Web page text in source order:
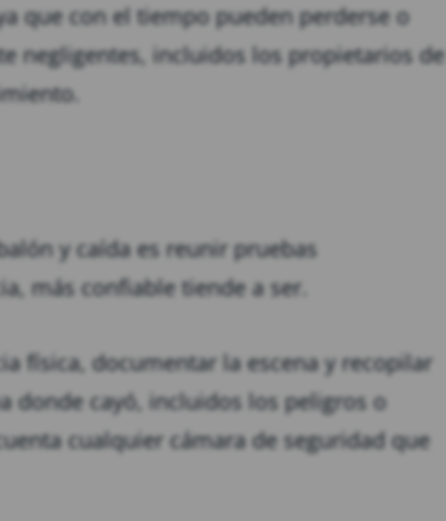
que con el tiempo pueden perderse o
negligentes, incluidos los propietarios de
y caída es reunir pruebas
más confiable tiende a ser.
física, documentar la escena y recopilar
donde cayó, incluidos los peligros o
cualquier cámara de seguridad que